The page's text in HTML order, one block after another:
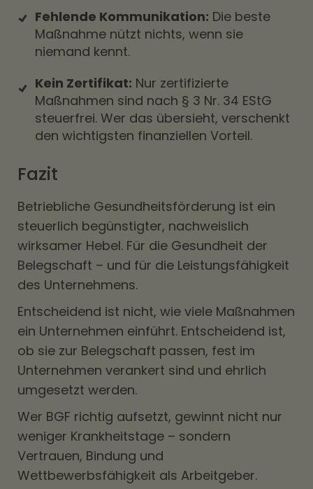
Fehlende Kommunikation: Die beste
Maßnahme nützt nichts, wenn sie
niemand kennt.
Kein Zertifikat: Nur zertifizierte
Maßnahmen sind nach § 3 Nr. 34 EStG
steuerfrei. Wer das übersieht, verschenkt
den wichtigsten finanziellen Vorteil.
Fazit
Betriebliche Gesundheitsförderung ist ein
steuerlich begünstigter, nachweislich
wirksamer Hebel. Für die Gesundheit der
Belegschaft – und für die Leistungsfähigkeit
des Unternehmens.
Entscheidend ist nicht, wie viele Maßnahmen
ein Unternehmen einführt. Entscheidend ist,
ob sie zur Belegschaft passen, fest im
Unternehmen verankert sind und ehrlich
umgesetzt werden.
Wer BGF richtig aufsetzt, gewinnt nicht nur
weniger Krankheitstage – sondern
Vertrauen, Bindung und
Wettbewerbsfähigkeit als Arbeitgeber.